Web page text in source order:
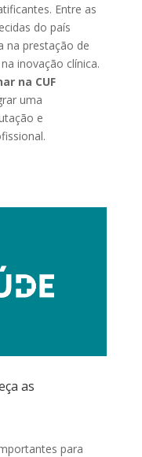
Entre as
do país
na prestação de
inovação clínica.
na CUF
uma
e
as
para